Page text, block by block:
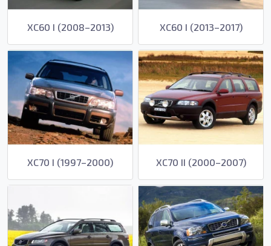
XC60 I (2008–2013) XC60 I (2013–2017)
XC70 I (1997–2000) XC70 II (2000–2007)